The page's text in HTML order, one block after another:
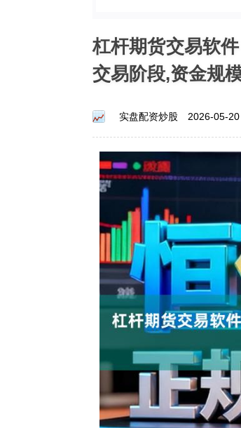
杠杆期货交易软
交易阶段,资金规
实盘配资炒股 2026-05-